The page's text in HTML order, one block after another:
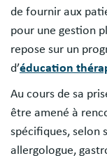
de fournir aux
pour une gestion
repose sur un
d’éducation
Au cours de sa
être amené à
spécifiques, selon
allergologue,